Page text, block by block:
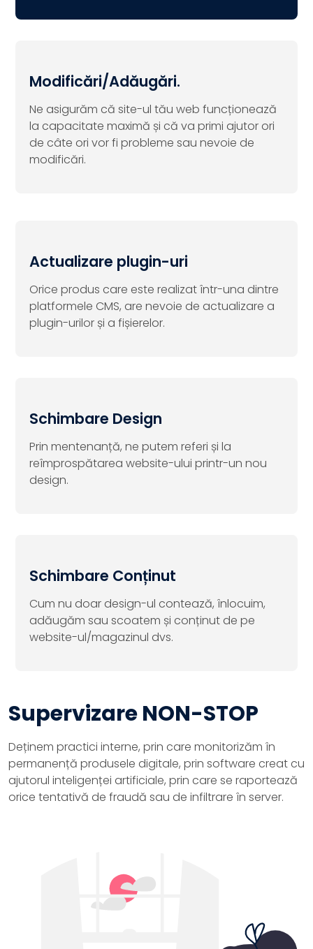
Modificări/Adăugări.
Ne asigurăm că site-ul tău web funcționează
la capacitate maximă și că va primi ajutor ori
de câte ori vor fi probleme sau nevoie de
modificări.
Actualizare plugin-uri
Orice produs care este realizat într-una dintre
platformele CMS, are nevoie de actualizare a
plugin-urilor și a fișierelor.
Schimbare Design
Prin mentenanță, ne putem referi și la
reîmprospătarea website-ului printr-un nou
design.
Schimbare Conținut
Cum nu doar design-ul contează, înlocuim,
adăugăm sau scoatem și conținut de pe
website-ul/magazinul dvs.
Supervizare NON-STOP
Deținem practici interne, prin care monitorizăm în
permanență produsele digitale, prin software creat cu
ajutorul inteligenței artificiale, prin care se raportează
orice tentativă de fraudă sau de infiltrare în server.